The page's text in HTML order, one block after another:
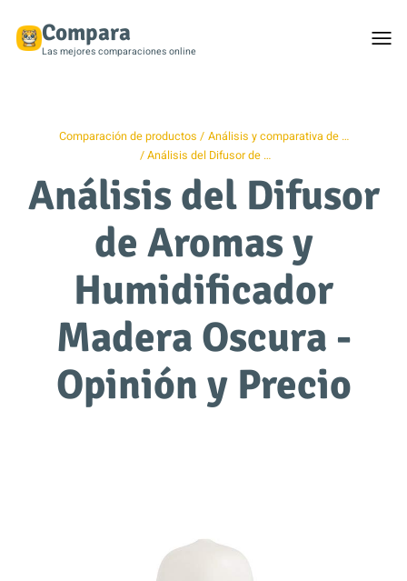
Compara
Las mejores comparaciones online
Comparación de productos
Análisis y comparativa de …
Análisis del Difusor de …
Análisis del Difusor
de Aromas y
Humidificador
Madera Oscura -
Opinión y Precio